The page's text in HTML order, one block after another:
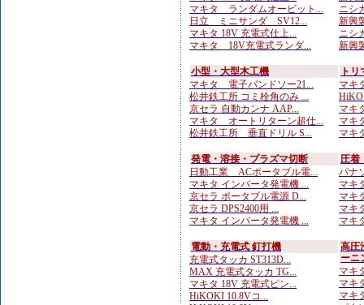
マキタ ランダムオービット...
日立 ミニサンダ SV12...
マキタ 18V 充電式仕上...
マキタ 18V充電式ランダ...
ニシ
新興
ニシ
新興
小型・大型木工機
マキタ 電子バンドソー21...
松井鉄工所 コミ栓角のみ ...
京セラ 自動カンナ AAP...
マキタ オートリターン超仕...
松井鉄工所 垂直ドリル S...
ト
マキ
マキ
マキ
マキ
発電・溶接・プラズマ切断
日動工業 ACポータブル電...
マキタ インバータ発電機 ...
京セラ ポータブル電源 D...
京セラ DPS2400用 ...
マキタ インバータ発電機 ...
圧着
パナ
マキ
マキ
マキ
マキ
電動・充電式 釘打機
充電式タッカ ST313D...
MAX 充電式タッカ TG...
マキタ 18V 充電式ピン...
HiKOKI 10.8Vコ...
高圧
ーニ
マキ
マキ
マキ